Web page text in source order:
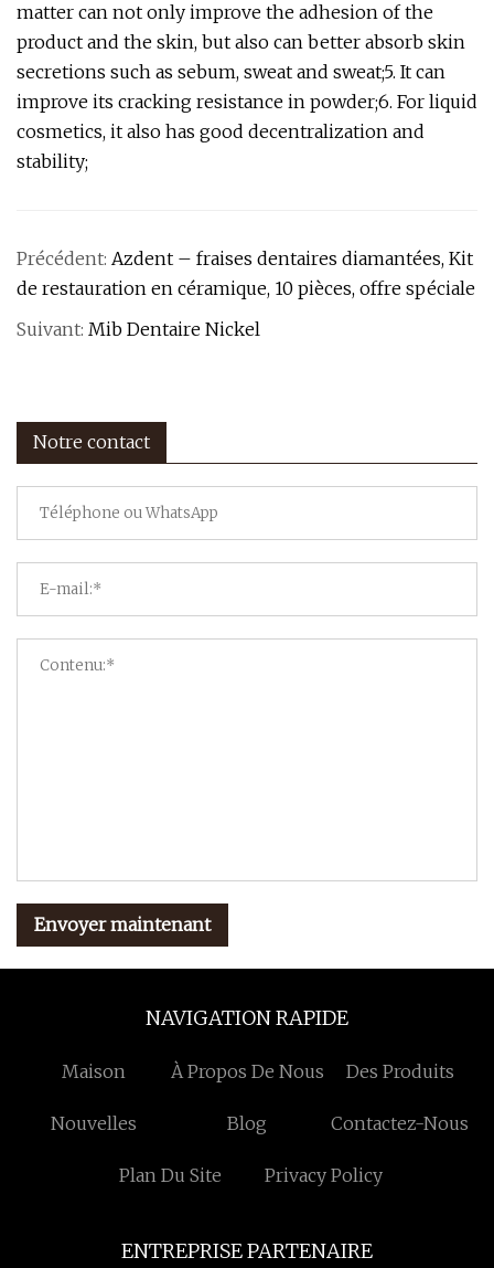
matter can not only improve the adhesion of the
product and the skin, but also can better absorb skin
secretions such as sebum, sweat and sweat;5. It can
improve its cracking resistance in powder;6. For liquid
cosmetics, it also has good decentralization and
stability;
Précédent: Azdent – ​​fraises dentaires diamantées, Kit
de restauration en céramique, 10 pièces, offre spéciale
Suivant: Mib Dentaire Nickel
Notre contact
Envoyer maintenant
NAVIGATION RAPIDE
Maison À Propos De Nous Des Produits
Nouvelles Blog Contactez-Nous
Plan Du Site Privacy Policy
ENTREPRISE PARTENAIRE